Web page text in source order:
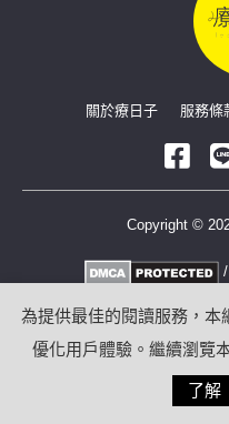
關於療日子 服務條
Copyright ©
/
為提供最佳的閱讀服務，本
優化用戶體驗。繼續瀏覽
了解